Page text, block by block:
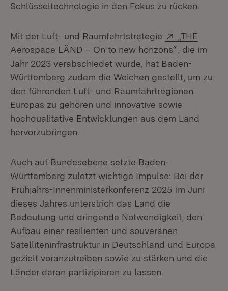
Schlüsseltechnologie in den Fokus zu rücken.
Mit der Luft- und Raumfahrtstrategie Extern:
„THE
Aerospace LÄND – On to new horizons“ (Öffnet in
, die im
Jahr 2023 verabschiedet wurde, hat Baden-
Württemberg zudem die Weichen gestellt, um zu
den führenden Luft- und Raumfahrtregionen
Europas zu gehören und innovative sowie
hochqualitative Entwicklungen aus dem Land
hervorzubringen.
Auch auf Bundesebene setzte Baden-
Württemberg zuletzt wichtige Impulse: Bei der
Frühjahrs-Innenministerkonferenz 2025 im Juni
dieses Jahres unterstrich das Land die
Bedeutung und dringende Notwendigkeit, den
Aufbau einer resilienten und souveränen
Satelliteninfrastruktur in Deutschland und Europa
gezielt voranzutreiben sowie zu stärken und die
Länder daran partizipieren zu lassen.